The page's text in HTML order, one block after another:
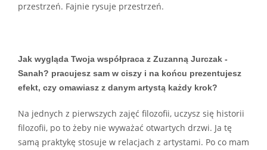
przestrzeń. Fajnie rysuje przestrzeń.
Jak wygląda Twoja współpraca z Zuzanną Jurczak -
Sanah? pracujesz sam w ciszy i na końcu prezentujesz
efekt, czy omawiasz z danym artystą każdy krok?
Na jednych z pierwszych zajęć filozofii, uczysz się historii
filozofii, po to żeby nie wyważać otwartych drzwi. Ja tę
samą praktykę stosuje w relacjach z artystami. Po co mam